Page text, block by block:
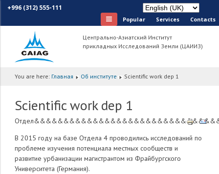
+996 (312) 555-111
Popular Services Сontacts
Центрально-Азиатский Институт
прикладных Исследований Земли (ЦАИИЗ)
You are here: Главная Об институте Scientific work dep 1
Scientific work dep 1
В 2015 году на базе Отдела 4 проводились исследований по
проблеме изучения потенциала местных сообществ и
развитие урбанизации магистрантом из Фрайбургского
Университета (Германия).